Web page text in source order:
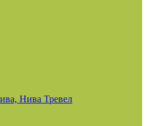
Нива Тревел